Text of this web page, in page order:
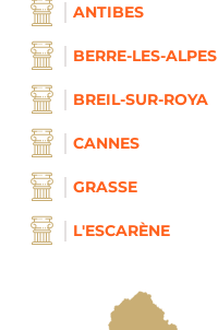
ANTIBES
BERRE-LES-ALPES
BREIL-SUR-ROYA
CANNES
GRASSE
L'ESCARÈNE